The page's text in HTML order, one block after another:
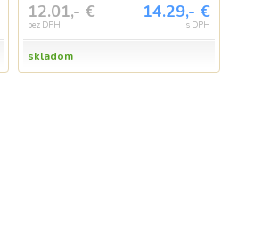
12.01,- €
bez DPH
14.29,- €
s DPH
skladom